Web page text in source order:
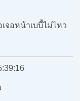
เจอหน้าเบบี้ไม่ไหว